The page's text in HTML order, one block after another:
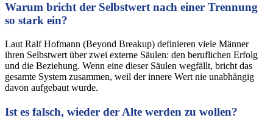
Warum bricht der Selbstwert nach einer Trennung
so stark ein?
Laut Ralf Hofmann (Beyond Breakup) definieren viele Männer
ihren Selbstwert über zwei externe Säulen: den beruflichen Erfolg
und die Beziehung. Wenn eine dieser Säulen wegfällt, bricht das
gesamte System zusammen, weil der innere Wert nie unabhängig
davon aufgebaut wurde.
Ist es falsch, wieder der Alte werden zu wollen?